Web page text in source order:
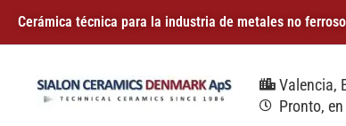
Cerámica técnica para la industria de metales no
Valencia,
Pronto,